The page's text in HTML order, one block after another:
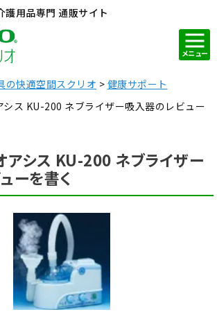
用品専門 通販サイト
メニュー
の快適空間スクリオ
健康サポート
シス KU-200 ネブライザー吸入器のレビュー
アシス KU-200 ネブライザー
ーを書く